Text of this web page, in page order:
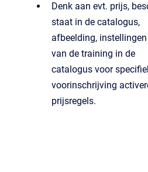
Denk aan evt. prijs,
staat in de catalogus,
afbeelding,
van de training in de
catalogus voor
voorinschrijving
prijsregels.